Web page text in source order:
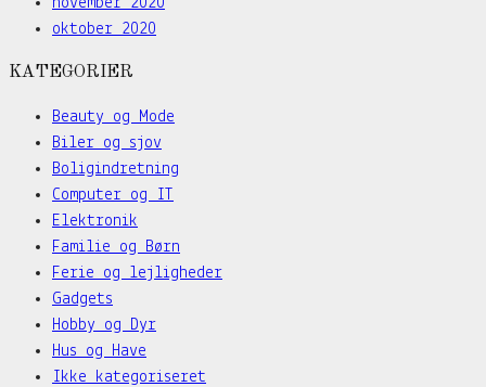
oktober 2020
KATEGORIER
Beauty og Mode
Biler og sjov
Boligindretning
Computer og IT
Elektronik
Familie og Børn
Ferie og lejligheder
Gadgets
Hobby og Dyr
Hus og Have
Ikke kategoriseret